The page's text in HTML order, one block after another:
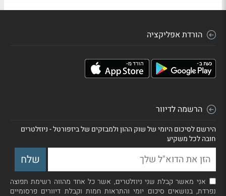
הורדת אפליקציה
הרשמה לדיוור
הירשם לסיכום היומי של שוק ההון ולמבזקים של ביזפורטל - ניוזלטרים
חובה לכל משקיע
אני מאשר קבלת שני ניוזלטרים, אשר כל אחד מהווה רשימת תפוצה
נפרדת, בנושאים סיכום יומי והתראות חמות וקבלת דיוורים פרסומיים